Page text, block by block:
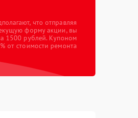
что отправляя
форму акции, вы
1500 рублей. Купоном
от стоимости ремонта